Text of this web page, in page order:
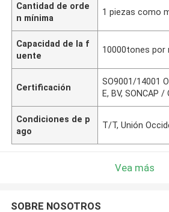
Cantidad de orde
n mínima
1 piezas como
Capacidad de la f
uente
10000tones por
Certificación
SO9001/14001
E, BV, SONCAP /
Condiciones de p
ago
T/T, Unión
Vea más
SOBRE NOSOTROS